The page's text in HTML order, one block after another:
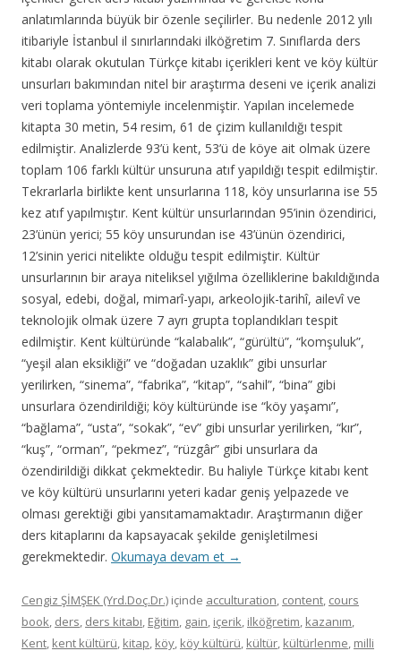
anlatımlarında büyük bir özenle seçilirler. Bu nedenle 2012 yılı
itibariyle İstanbul il sınırlarındaki ilköğretim 7. Sınıflarda ders
kitabı olarak okutulan Türkçe kitabı içerikleri kent ve köy kültür
unsurları bakımından nitel bir araştırma deseni ve içerik analizi
veri toplama yöntemiyle incelenmiştir. Yapılan incelemede
kitapta 30 metin, 54 resim, 61 de çizim kullanıldığı tespit
edilmiştir. Analizlerde 93’ü kent, 53’ü de köye ait olmak üzere
toplam 106 farklı kültür unsuruna atıf yapıldığı tespit edilmiştir.
Tekrarlarla birlikte kent unsurlarına 118, köy unsurlarına ise 55
kez atıf yapılmıştır. Kent kültür unsurlarından 95’inin özendirici,
23’ünün yerici; 55 köy unsurundan ise 43’ünün özendirici,
12’sinin yerici nitelikte olduğu tespit edilmiştir. Kültür
unsurlarının bir araya niteliksel yığılma özelliklerine bakıldığında
sosyal, edebi, doğal, mimarî-yapı, arkeolojik-tarihî, ailevî ve
teknolojik olmak üzere 7 ayrı grupta toplandıkları tespit
edilmiştir. Kent kültüründe “kalabalık”, “gürültü”, “komşuluk”,
“yeşil alan eksikliği” ve “doğadan uzaklık” gibi unsurlar
yerilirken, “sinema”, “fabrika”, “kitap”, “sahil”, “bina” gibi
unsurlara özendirildiği; köy kültüründe ise “köy yaşamı”,
“bağlama”, “usta”, “sokak”, “ev” gibi unsurlar yerilirken, “kır”,
“kuş”, “orman”, “pekmez”, “rüzgâr” gibi unsurlara da
özendirildiği dikkat çekmektedir. Bu haliyle Türkçe kitabı kent
ve köy kültürü unsurlarını yeteri kadar geniş yelpazede ve
olması gerektiği gibi yansıtamamaktadır. Araştırmanın diğer
ders kitaplarını da kapsayacak şekilde genişletilmesi
gerekmektedir. Okumaya devam et →
Cengiz ŞİMŞEK (Yrd.Doç.Dr.) içinde acculturation, content, cours
book, ders, ders kitabı, Eğitim, gain, içerik, ilköğretim, kazanım,
Kent, kent kültürü, kitap, köy, köy kültürü, kültür, kültürlenme, milli